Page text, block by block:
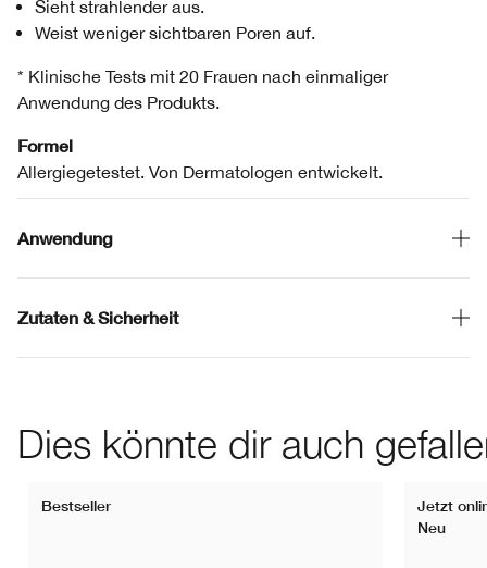
Sieht strahlender aus.
Weist weniger sichtbaren Poren auf.
* Klinische Tests mit 20 Frauen nach einmaliger
Anwendung des Produkts.
Formel
Allergiegetestet. Von Dermatologen entwickelt.
Anwendung
Zutaten & Sicherheit
Dies könnte dir auch
Bestseller
Jetzt
Neu